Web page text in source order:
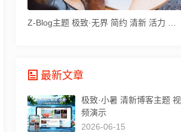
最新文章
极致·小暑 清新博客主题 视
频演示
2026-06-15